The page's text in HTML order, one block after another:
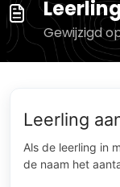
Gewijzigd
Leerling
Als de leerling in
de naam het